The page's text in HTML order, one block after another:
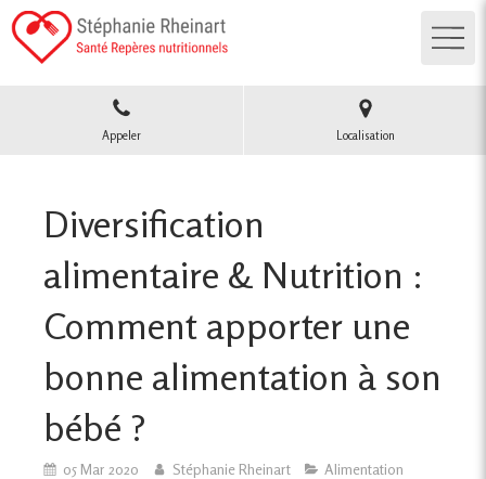
Appeler Localisation
Diversification
alimentaire & Nutrition :
Comment apporter une
bonne alimentation à son
bébé ?
05 Mar 2020 Stéphanie Rheinart Alimentation